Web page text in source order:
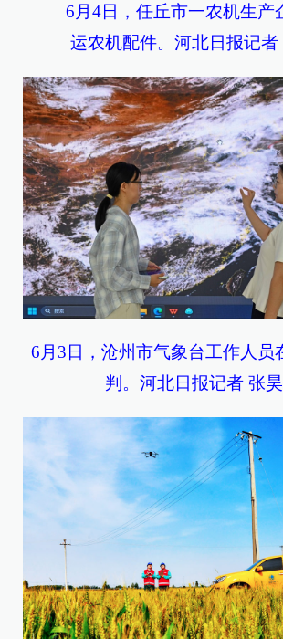
6月4日，任丘市一农机生产
运农机配件。河北日报记者
6月3日，沧州市气象台工作人员
判。河北日报记者 张